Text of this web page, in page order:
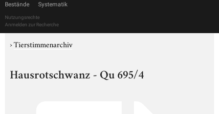
Bestände Systematik
Nutzungsrechte
Anmelden zur Recherche
›Tierstimmenarchiv
Hausrotschwanz - Qu 695/4